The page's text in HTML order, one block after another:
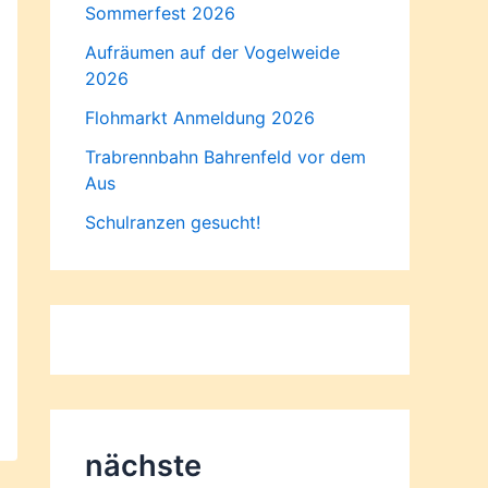
Sommerfest 2026
Aufräumen auf der Vogelweide
2026
Flohmarkt Anmeldung 2026
Trabrennbahn Bahrenfeld vor dem
Aus
Schulranzen gesucht!
nächste